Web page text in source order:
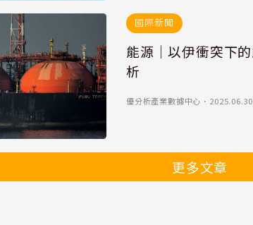
國際新聞
能源｜以伊衝突下
析
優分析產業數據中心 ． 2025.06.30
更多文章